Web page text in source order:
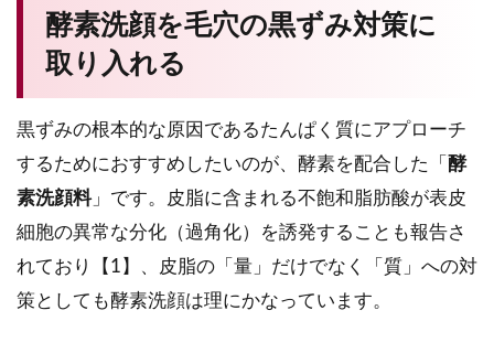
酵素洗顔を毛穴の黒ずみ対策に
取り入れる
黒ずみの根本的な原因であるたんぱく質にアプローチ
するためにおすすめしたいのが、酵素を配合した「 酵
素洗顔料」です。皮脂に含まれる不飽和脂肪酸が表皮
細胞の異常な分化（過角化）を誘発することも報告さ
れており【1】、皮脂の「量」だけでなく「質」への対
策としても酵素洗顔は理にかなっています。